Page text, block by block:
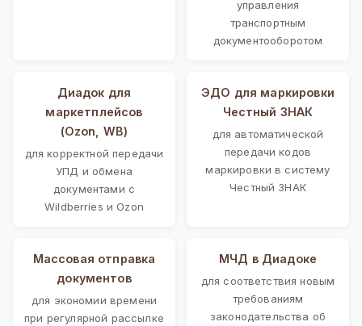
управления
транспортным
документооборотом
Диадок для
маркетплейсов
(Ozon, WB)
для корректной передачи
УПД и обмена
документами с
Wildberries и Ozon
ЭДО для маркировки
Честный ЗНАК
для автоматической
передачи кодов
маркировки в систему
Честный ЗНАК
Массовая отправка
документов
для экономии времени
при регулярной рассылке
МЧД в Диадоке
для соответствия новым
требованиям
законодательства об